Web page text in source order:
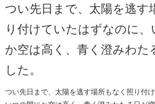
つい先日まで、太陽を逃す
り付けていたはずなのに、
か空は高く、青く澄みわた
した。
つい先日まで、太陽を逃す場所もなく照り付け